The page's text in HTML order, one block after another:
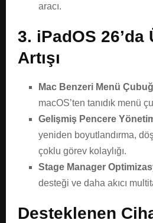
aracı.
3. iPadOS
Artışı
Mac Benzeri Menü
macOS’ten tanıdık menü
Gelişmiş Pencere
yeniden boyutlandırma,
çoklu görev kolaylığı.
Stage Manager
desteği ve daha akıcı
Desteklenen